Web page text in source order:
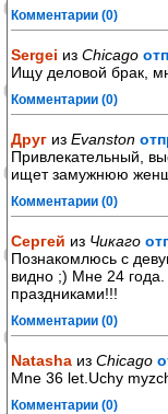
Комментарии (0)
Sergei из Chicago
Ищу деловой брак,
Комментарии (0)
Друг из Evanston
Привлекательный,
ищет замужнюю
Комментарии (0)
Сергей из Чикаго
Познакомлюсь с
видно ;) Мне 24
праздниками!!!
Комментарии (0)
Natasha из Chicago
Mne 36 let.Uchy
Комментарии (0)